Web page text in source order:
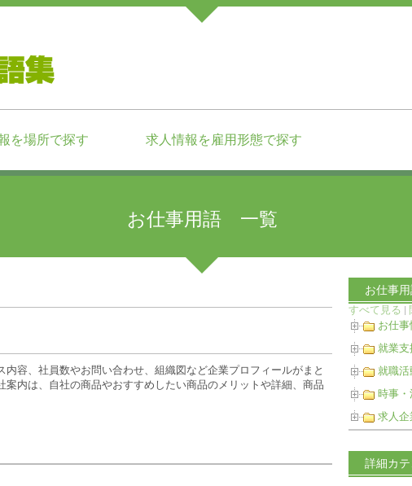
を場所で探す 求人情報を雇用形態で探す
お仕事用語 一覧
容、社員数やお問い合わせ、組織図など企業プロフィールがまと
内は、自社の商品やおすすめしたい商品のメリットや詳細、商品
お仕事
すべて見る |
お仕
就業
就職
時事
求人企
詳細カ